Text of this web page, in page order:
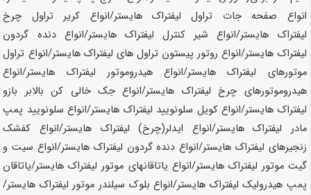
انواع صفحه جات تراول لیفتراکهایستر/انواع کریر تراول چرخ
لیفتراک هایستر/انواع شیر کنترل لیفتراک هایستر/انواع دنده گردون
لیفتراک هایستر/انواع روتور پیستون تراول های لیفتراک هایستر/انواع تراول
موتورهای لیفتراکهایستر/انواع هیدروموتور لیفتراک هایستر/انواع
هیدروموتورهای چرخ لیفتراک هایستر/انواع جک خالی کن بالابر بازو
لیفتراک هایستر/انواع کویل سلونویید لیفتراک هایستر/انواع سلونویید پمپ
مادر لیفتراکهایستر/انواع ایدلر(چرخ) لیفتراک هایستر/انواع کفشک
زنجیرهای لیفتراک هایستر/انواع دنده گردون لیفتراک هایستر/انواع سیت و
گیت موتور لیفتراک هایستر/انواع یاتاقانهای موتور لیفتراکهایستر/یاتاقان
پمپ هیدرولیک لیفتراک هایستر/انواع بلوک سیلندر موتور لیفتراک هایستر/